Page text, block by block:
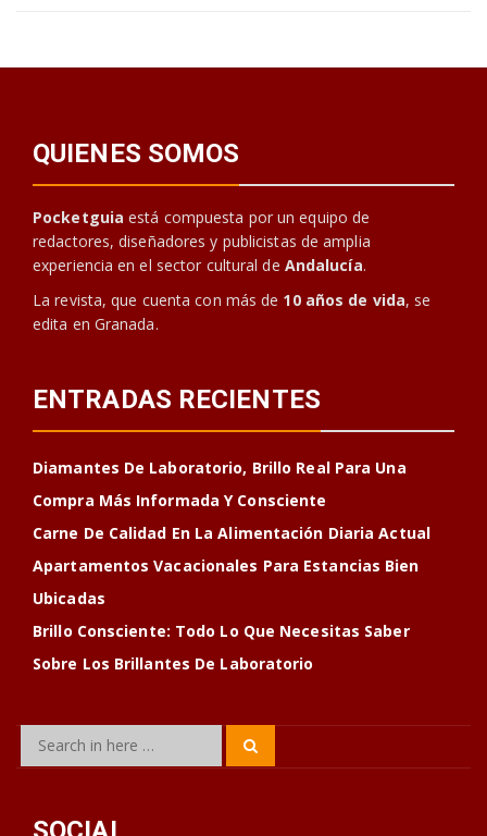
QUIENES SOMOS
Pocketguia está compuesta por un equipo de
redactores, diseñadores y publicistas de amplia
experiencia en el sector cultural de Andalucía.
La revista, que cuenta con más de 10 años de vida, se
edita en Granada.
ENTRADAS RECIENTES
Diamantes De Laboratorio, Brillo Real Para Una
Compra Más Informada Y Consciente
Carne De Calidad En La Alimentación Diaria Actual
Apartamentos Vacacionales Para Estancias Bien
Ubicadas
Brillo Consciente: Todo Lo Que Necesitas Saber
Sobre Los Brillantes De Laboratorio
Search